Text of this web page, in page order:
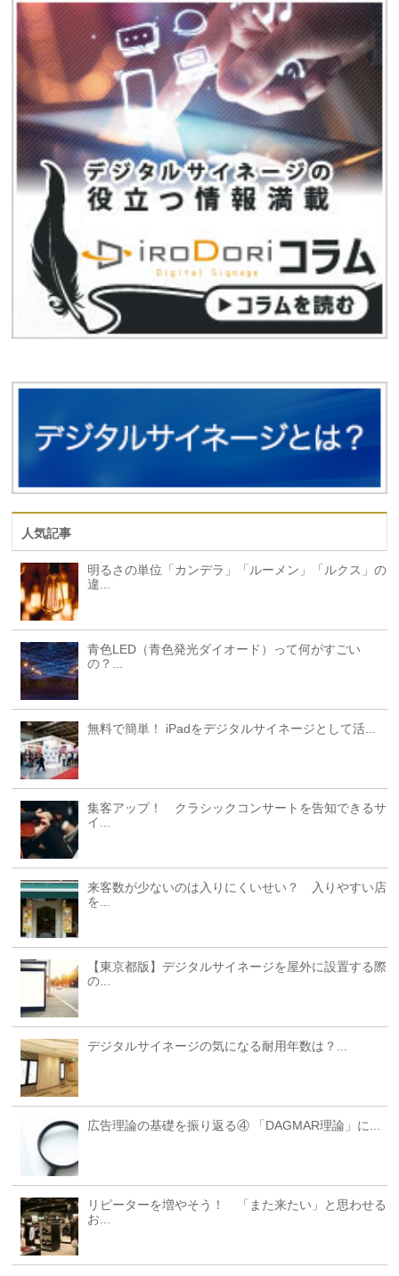
人気記事
明るさの単位「カンデラ」「ルーメン」「ルクス」の
違...
青色LED（青色発光ダイオード）って何がすごい
の？...
無料で簡単！ iPadをデジタルサイネージとして活...
集客アップ！ クラシックコンサートを告知できるサ
イ...
来客数が少ないのは入りにくいせい？ 入りやすい店
を...
【東京都版】デジタルサイネージを屋外に設置する際
の...
デジタルサイネージの気になる耐用年数は？...
広告理論の基礎を振り返る④ 「DAGMAR理論」に...
リピーターを増やそう！ 「また来たい」と思わせる
お...